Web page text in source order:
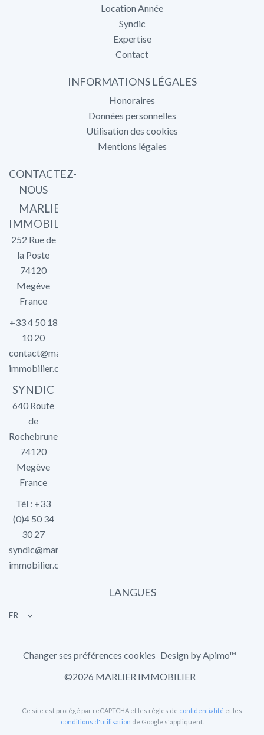
Location Année
Syndic
Expertise
Contact
INFORMATIONS LÉGALES
Honoraires
Données personnelles
Utilisation des cookies
Mentions légales
CONTACTEZ-
NOUS
MARLIER
IMMOBILIER
252 Rue de
la Poste
74120
Megève
France
+33 4 50 18
10 20
contact@marlier-
immobilier.com
SYNDIC
640 Route
de
Rochebrune
74120
Megève
France
Tél : +33
(0)4 50 34
30 27
syndic@marlier-
immobilier.com
LANGUES
FR
Changer ses préférences cookies Design byApimo™
©2026 MARLIER IMMOBILIER
Ce site est protégé par reCAPTCHA et les règles de confidentialité et les
conditions d'utilisation de Google s'appliquent.